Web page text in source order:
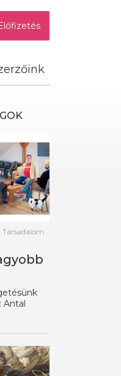
Társadalom